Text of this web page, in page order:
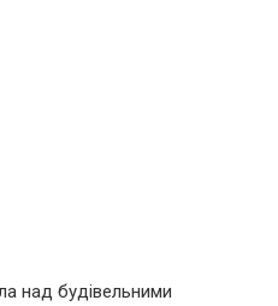
над будівельними